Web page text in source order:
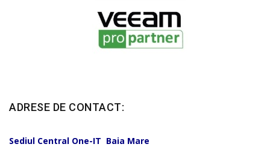
ADRESE DE CONTACT:
Sediul Central One-IT Baia Mare